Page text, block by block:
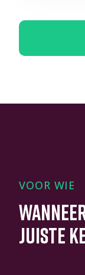
VOOR WIE
JUISTE